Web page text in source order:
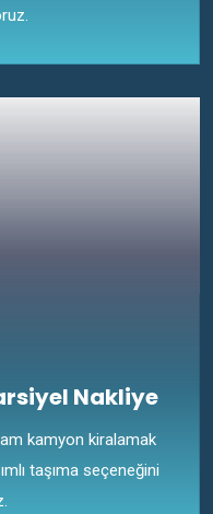
Nakliye
kamyon kiralamak
taşıma seçeneğini